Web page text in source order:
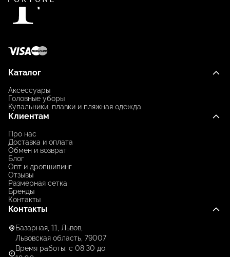
Каталог
Аксессуары
Головные уборы
Купальники, плавки и пляжная одежда
Клиентам
Про нас
Доставка и оплата
Обмен и возврат
Блог
Опт и дропшипинг
Отзывы
Размерная сетка
Бренды
Контакты
Контакты
Базарная, 11, Львов,
Львовская область, 79007
Время работы: с 08:30 до